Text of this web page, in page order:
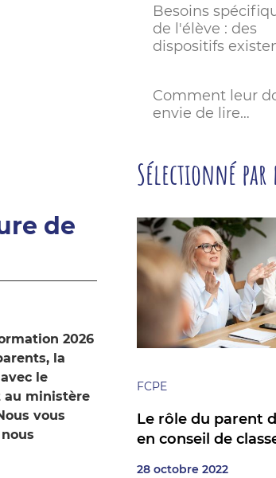
de
2026
la
le
au ministère
vous
Besoins
de l'élève : des
dispositifs
Comment leur
envie de lire…
Sélectionné par
FCPE
Le rôle du parent
en conseil de
28 octobre 2022